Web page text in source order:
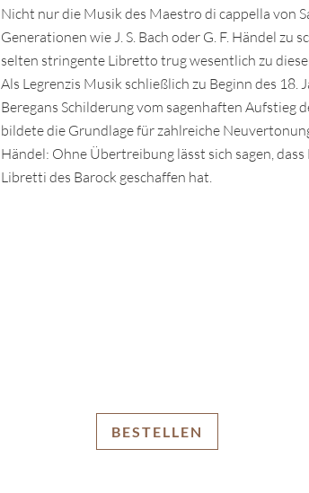
Nicht nur die Musik des Maestro di cappella von
Generationen wie J. S. Bach oder G. F. Händel
selten stringente Libretto trug wesentlich zu
Als Legrenzis Musik schließlich zu Beginn des
Beregans Schilderung vom sagenhaften Aufstieg
bildete die Grundlage für zahlreiche
Händel: Ohne Übertreibung lässt sich sagen,
Libretti des Barock geschaffen hat.
BESTELLEN